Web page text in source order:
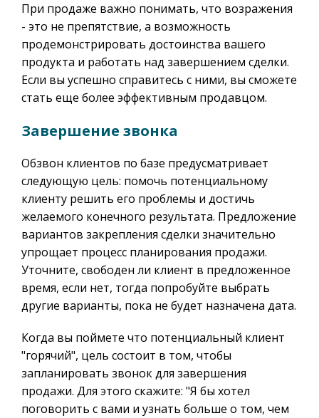
При продаже важно понимать, что возражения
- это не препятствие, а возможность
продемонстрировать достоинства вашего
продукта и работать над завершением сделки.
Если вы успешно справитесь с ними, вы сможете
стать еще более эффективным продавцом.
Завершение звонка
Обзвон клиентов по базе предусматривает
следующую цель: помочь потенциальному
клиенту решить его проблемы и достичь
желаемого конечного результата. Предложение
вариантов закрепления сделки значительно
упрощает процесс планирования продажи.
Уточните, свободен ли клиент в предложенное
время, если нет, тогда попробуйте выбрать
другие варианты, пока не будет назначена дата.
Когда вы поймете что потенциальный клиент
"горячий", цель состоит в том, чтобы
запланировать звонок для завершения
продажи. Для этого скажите: "Я бы хотел
поговорить с вами и узнать больше о том, чем